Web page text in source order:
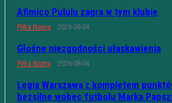
Afimico Pululu zagra w tym klubie
Piłka Nożna 2026-08-04
Głośne niezgodności ułaskawienia
Piłka Nożna 2026-08-04
Legia Warszawa z kompletem
bezsilne wobec futbolu Marka